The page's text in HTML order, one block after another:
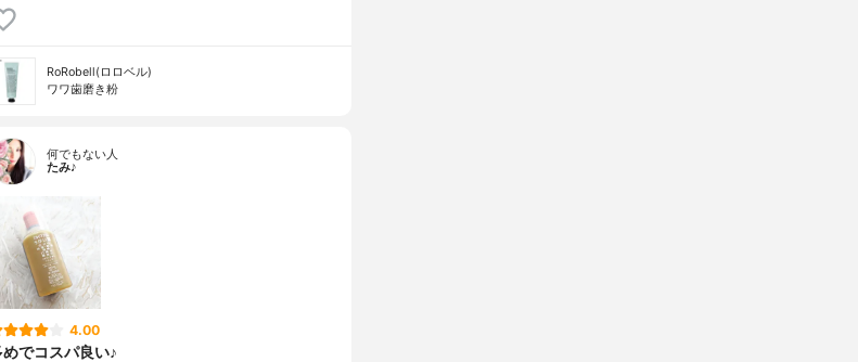
RoRobell(ロロベル)
ワワ歯磨き粉
何でもない人
たみ♪
4.00
めでコスパ良い♪